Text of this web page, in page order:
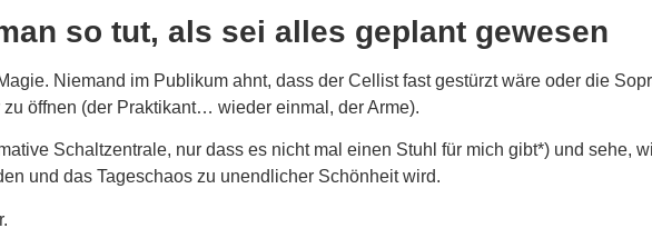
so tut, als sei alles geplant gewesen
Niemand im Publikum ahnt, dass der Cellist fast gestürzt wäre oder die
öffnen (der Praktikant… wieder einmal, der Arme).
Schaltzentrale, nur dass es nicht mal einen Stuhl für mich gibt*) und sehe,
und das Tageschaos zu unendlicher Schönheit wird.